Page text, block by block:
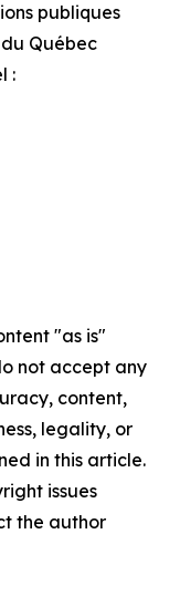
publiques
Québec
:
"as is"
not accept any
content,
legality, or
in this article.
issues
the author